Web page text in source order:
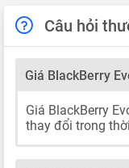
Câu hỏi
Giá BlackBerry
Giá BlackBerry
thay đổi trong